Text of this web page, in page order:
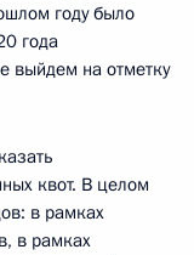
году было
года
выйдем на отметку
квот. В целом
в рамках
в рамках